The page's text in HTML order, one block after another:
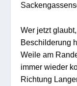
Wer jetzt
Beschilderung
Weile am
immer wieder
Richtung